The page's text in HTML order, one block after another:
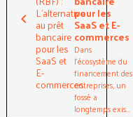
pour les
SaaS et E-
commerces
Dans
l'écosystème du
financement des
entreprises, un
fossé a
longtemps exis...